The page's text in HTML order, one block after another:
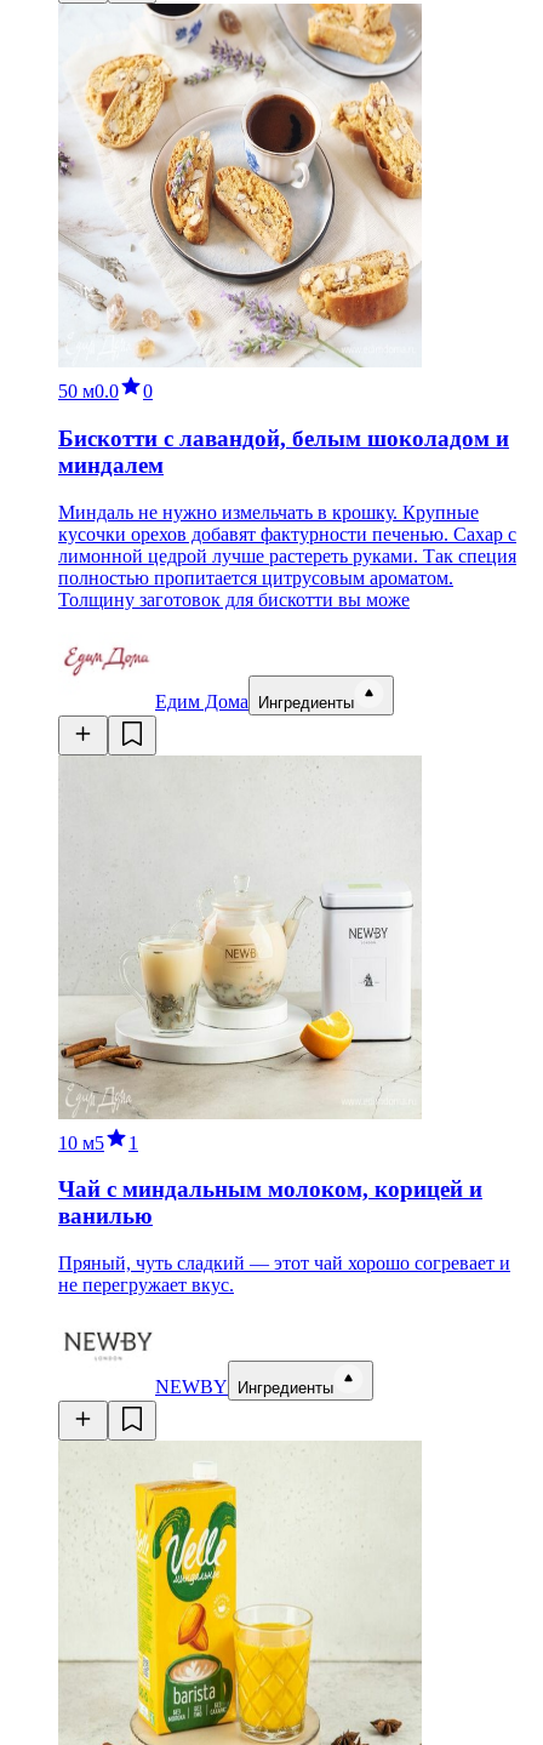
50 м0.0 0
Бискотти с лавандой, белым шоколадом и
миндалем
Миндаль не нужно измельчать в крошку. Крупные
кусочки орехов добавят фактурности печенью. Сахар с
лимонной цедрой лучше растереть руками. Так специя
полностью пропитается цитрусовым ароматом.
Толщину заготовок для бискотти вы може
Едим Дома Ингредиенты
10 м5 1
Чай с миндальным молоком, корицей и
ванилью
Пряный, чуть сладкий — этот чай хорошо согревает и
не перегружает вкус.
NEWBY Ингредиенты